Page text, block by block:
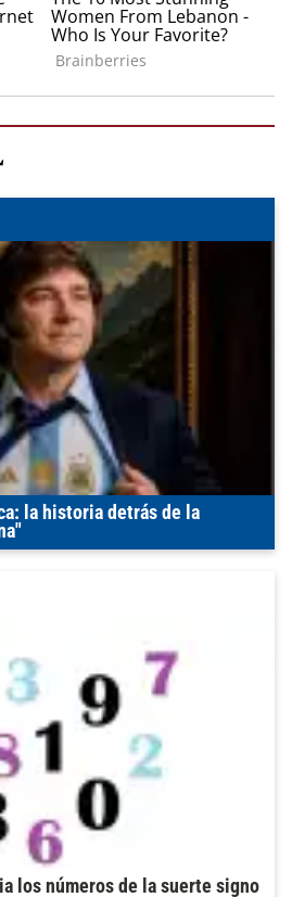
la historia detrás de la
los números de la suerte signo